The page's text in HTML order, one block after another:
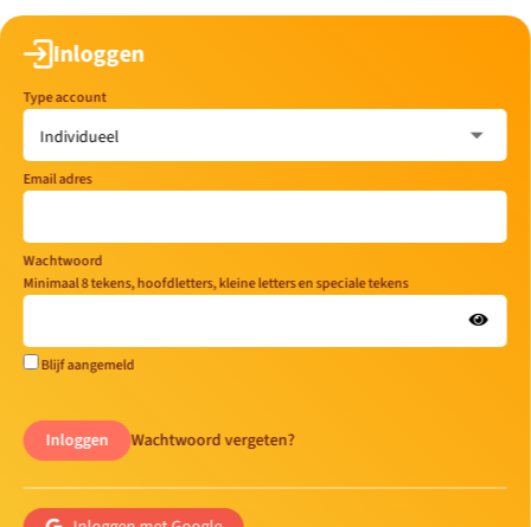
Inloggen
Type account
Email adres
Wachtwoord
Minimaal 8 tekens, hoofdletters, kleine letters en speciale tekens
Blijf aangemeld
Inloggen Wachtwoord vergeten?